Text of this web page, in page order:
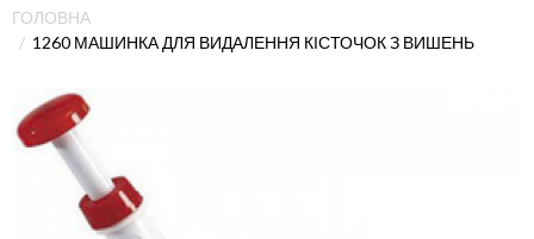
ГОЛОВНА
1260 МАШИНКА ДЛЯ ВИДАЛЕННЯ КІСТОЧОК З ВИШЕНЬ